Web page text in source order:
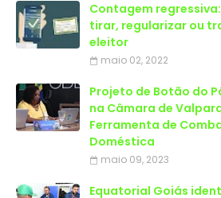
Contagem
tirar, regularizar ou
eleitor
maio 02, 2022
Projeto de Botão do
na Câmara de
Ferramenta de
Doméstica
maio 09, 2023
Equatorial Goiás